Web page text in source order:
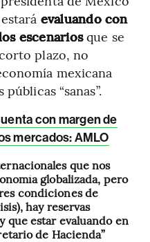
evaluando con
escenariosque se
plazo, no
mexicana
“sanas”.
con margen de
mercados: AMLO
que nos
globalizada, pero
condiciones de
hay reservas
que estar evaluando en
de Hacienda”